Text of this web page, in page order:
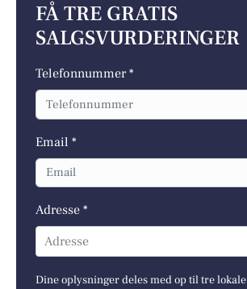
FÅ TRE GRATIS
SALGSVURDERINGER
Telefonnummer *
Email *
Adresse *
Adresse
Dine oplysninger deles med op til tre lokale